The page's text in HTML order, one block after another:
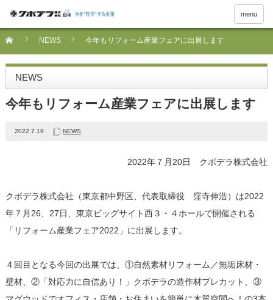
menu
NEWS 今年もリフォーム産業フェアに出展します
NEWS
今年もリフォーム産業フェアに出展します
2022.7.19 NEWS
2022年７月20日 クボデラ株式会社
クボデラ株式会社（東京都中野区、代表取締役 窪寺伸浩）は2022
年７月26、27日、東京ビッグサイト西３・４ホールで開催される
「リフォーム産業フェア2022」に出展します。
４回目となる今回の出展では、①自然素材リフォーム／無垢床材・
壁材、②「対応力に自信あり！」クボデラの造作材プレカット、③